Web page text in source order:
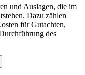
und Auslagen, die im
Dazu zählen
für Gutachten,
des